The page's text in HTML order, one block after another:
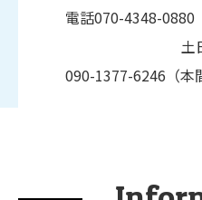
電話070-4348-0880
土日祝
090-1377-6246（本